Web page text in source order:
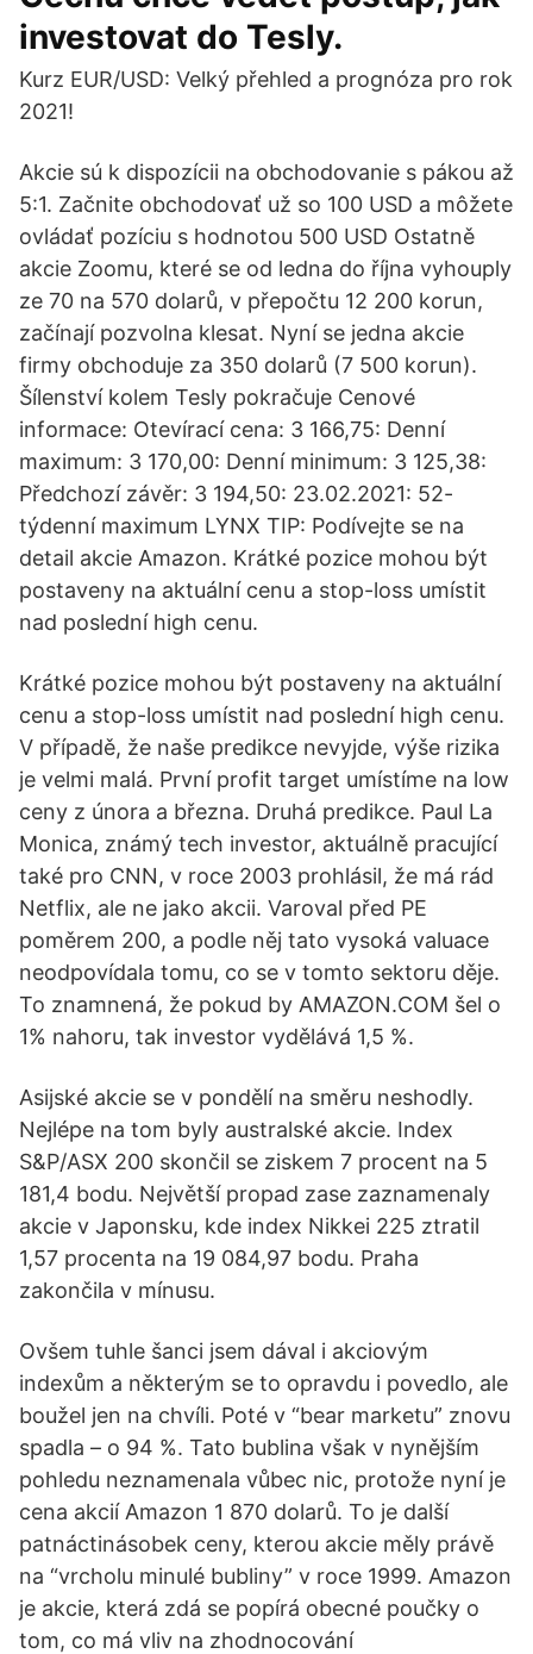
investovat do Tesly.
Kurz EUR/USD: Velký přehled a prognóza pro rok
2021!
Akcie sú k dispozícii na obchodovanie s pákou až
5:1. Začnite obchodovať už so 100 USD a môžete
ovládať pozíciu s hodnotou 500 USD Ostatně
akcie Zoomu, které se od ledna do října vyhouply
ze 70 na 570 dolarů, v přepočtu 12 200 korun,
začínají pozvolna klesat. Nyní se jedna akcie
firmy obchoduje za 350 dolarů (7 500 korun).
Šílenství kolem Tesly pokračuje Cenové
informace: Otevírací cena: 3 166,75: Denní
maximum: 3 170,00: Denní minimum: 3 125,38:
Předchozí závěr: 3 194,50: 23.02.2021: 52-
týdenní maximum LYNX TIP: Podívejte se na
detail akcie Amazon. Krátké pozice mohou být
postaveny na aktuální cenu a stop-loss umístit
nad poslední high cenu.
Krátké pozice mohou být postaveny na aktuální
cenu a stop-loss umístit nad poslední high cenu.
V případě, že naše predikce nevyjde, výše rizika
je velmi malá. První profit target umístíme na low
ceny z února a března. Druhá predikce. Paul La
Monica, známý tech investor, aktuálně pracující
také pro CNN, v roce 2003 prohlásil, že má rád
Netflix, ale ne jako akcii. Varoval před PE
poměrem 200, a podle něj tato vysoká valuace
neodpovídala tomu, co se v tomto sektoru děje.
To znamnená, že pokud by AMAZON.COM šel o
1% nahoru, tak investor vydělává 1,5 %.
Asijské akcie se v pondělí na směru neshodly.
Nejlépe na tom byly australské akcie. Index
S&P/ASX 200 skončil se ziskem 7 procent na 5
181,4 bodu. Největší propad zase zaznamenaly
akcie v Japonsku, kde index Nikkei 225 ztratil
1,57 procenta na 19 084,97 bodu. Praha
zakončila v mínusu.
Ovšem tuhle šanci jsem dával i akciovým
indexům a některým se to opravdu i povedlo, ale
boužel jen na chvíli. Poté v “bear marketu” znovu
spadla – o 94 %. Tato bublina však v nynějším
pohledu neznamenala vůbec nic, protože nyní je
cena akcií Amazon 1 870 dolarů. To je další
patnáctinásobek ceny, kterou akcie měly právě
na “vrcholu minulé bubliny” v roce 1999. Amazon
je akcie, která zdá se popírá obecné poučky o
tom, co má vliv na zhodnocování